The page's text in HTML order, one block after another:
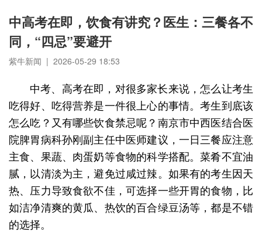
中高考在即，饮食有讲究？医生：三餐各不
同，“四忌”要避开
紫牛新闻 | 2026-05-29 18:53
中考、高考在即，对很多家长来说，怎么让考生
吃得好、吃得营养是一件很上心的事情。考生到底该
怎么吃？又有哪些饮食禁忌呢？南京市中西医结合医
院脾胃病科孙刚副主任中医师建议，一日三餐应注意
主食、果蔬、肉蛋奶等食物的科学搭配。菜肴不宜油
腻，以清淡为主，避免过咸过辣。如果有的考生因天
热、压力导致食欲不佳，可选择一些开胃的食物，比
如洁净清爽的黄瓜、热饮的百合绿豆汤等，都是不错
的选择。